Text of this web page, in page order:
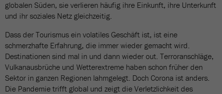
globalen Süden, sie verlieren häufig ihre Einkunft, ihre Unterkunft
und ihr soziales Netz gleichzeitig.
Dass der Tourismus ein volatiles Geschäft ist, ist eine
schmerzhafte Erfahrung, die immer wieder gemacht wird.
Destinationen sind mal in und dann wieder out. Terroranschläge,
Vulkanausbrüche und Wetterextreme haben schon früher den
Sektor in ganzen Regionen lahmgelegt. Doch Corona ist anders.
Die Pandemie trifft global und zeigt die Verletzlichkeit des